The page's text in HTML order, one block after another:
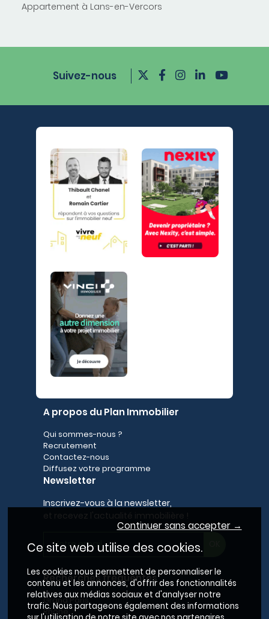
Appartement à Lans-en-Vercors
Suivez-nous
A propos du Plan Immobilier
Qui sommes-nous ?
Recrutement
Contactez-nous
Diffusez votre programme
Newsletter
Inscrivez-vous à la newsletter,
Recherches fréquentes
Grand Paris
Rhône
Continuer sans accepter →
Ce site web utilise des cookies.
Les cookies nous permettent de personnaliser le
contenu et les annonces, d'offrir des fonctionnalités
relatives aux médias sociaux et d'analyser notre
trafic. Nous partageons également des informations